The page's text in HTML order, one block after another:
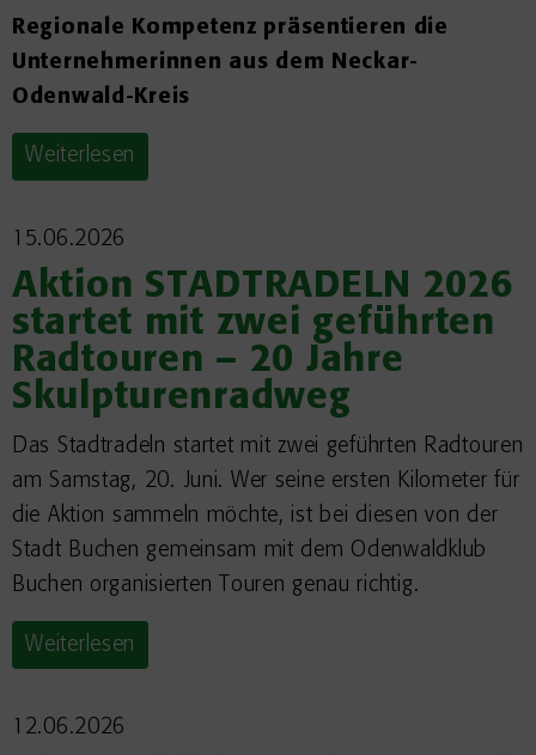
Regionale Kompetenz präsentieren die
Unternehmerinnen aus dem Neckar-
Odenwald-Kreis
Weiterlesen
15.06.2026
Aktion STADTRADELN 2026
startet mit zwei geführten
Radtouren – 20 Jahre
Skulpturenradweg
Das Stadtradeln startet mit zwei geführten Radtouren
am Samstag, 20. Juni. Wer seine ersten Kilometer für
die Aktion sammeln möchte, ist bei diesen von der
Stadt Buchen gemeinsam mit dem Odenwaldklub
Buchen organisierten Touren genau richtig.
Weiterlesen
12.06.2026